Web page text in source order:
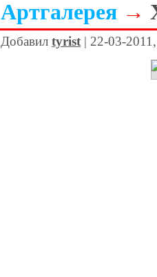
Артгалерея →
Добавил tyrist | 22-03-